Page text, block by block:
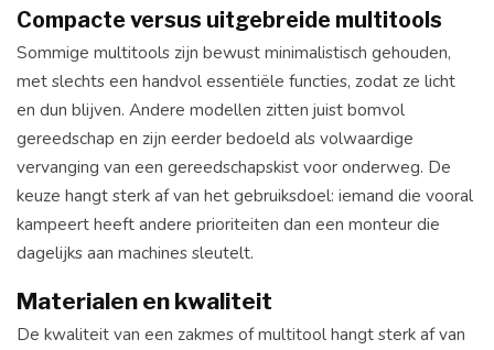
Compacte versus uitgebreide multitools
Sommige multitools zijn bewust minimalistisch gehouden,
met slechts een handvol essentiële functies, zodat ze licht
en dun blijven. Andere modellen zitten juist bomvol
gereedschap en zijn eerder bedoeld als volwaardige
vervanging van een gereedschapskist voor onderweg. De
keuze hangt sterk af van het gebruiksdoel: iemand die vooral
kampeert heeft andere prioriteiten dan een monteur die
dagelijks aan machines sleutelt.
Materialen en kwaliteit
De kwaliteit van een zakmes of multitool hangt sterk af van